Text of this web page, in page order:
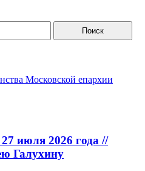
Московской епархии
июля 2026 года //
Галухину